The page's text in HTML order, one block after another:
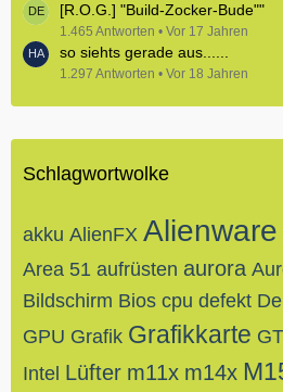
[R.O.G.] "Build-Zocker-Bude""
1.465 Antworten Vor 17 Jahren
so siehts gerade aus......
1.297 Antworten Vor 18 Jahren
Schlagwortwolke
akku AlienFX Alienware
Area 51 aufrüsten aurora
Bildschirm Bios cpu defekt Dell
GPU Grafik Grafikkarte
Intel Lüfter m11x m14x